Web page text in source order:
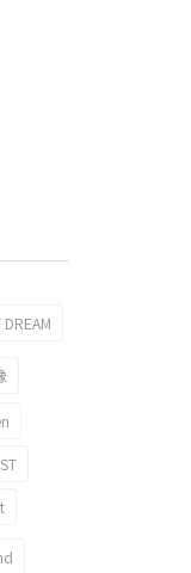
民的自畫像引起了話題！
DREAM